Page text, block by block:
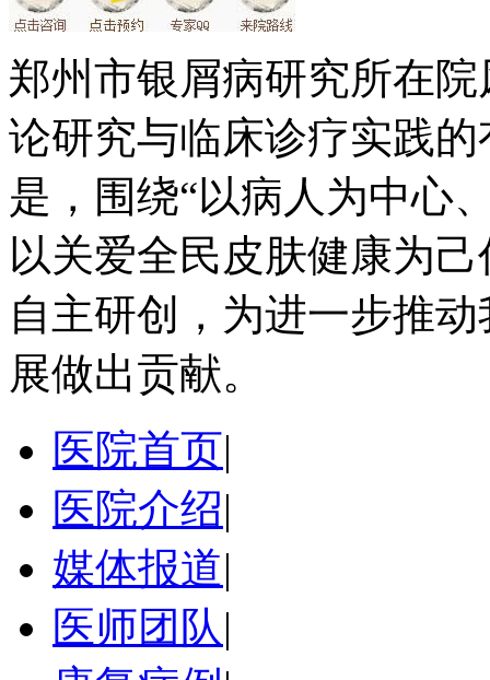
郑州市银屑病研究所在
论研究与临床诊疗实践
是，围绕“以病人为中心
以关爱全民皮肤健康为
自主研创，为进一步推
展做出贡献。
医院首页|
医院介绍|
媒体报道|
医师团队|